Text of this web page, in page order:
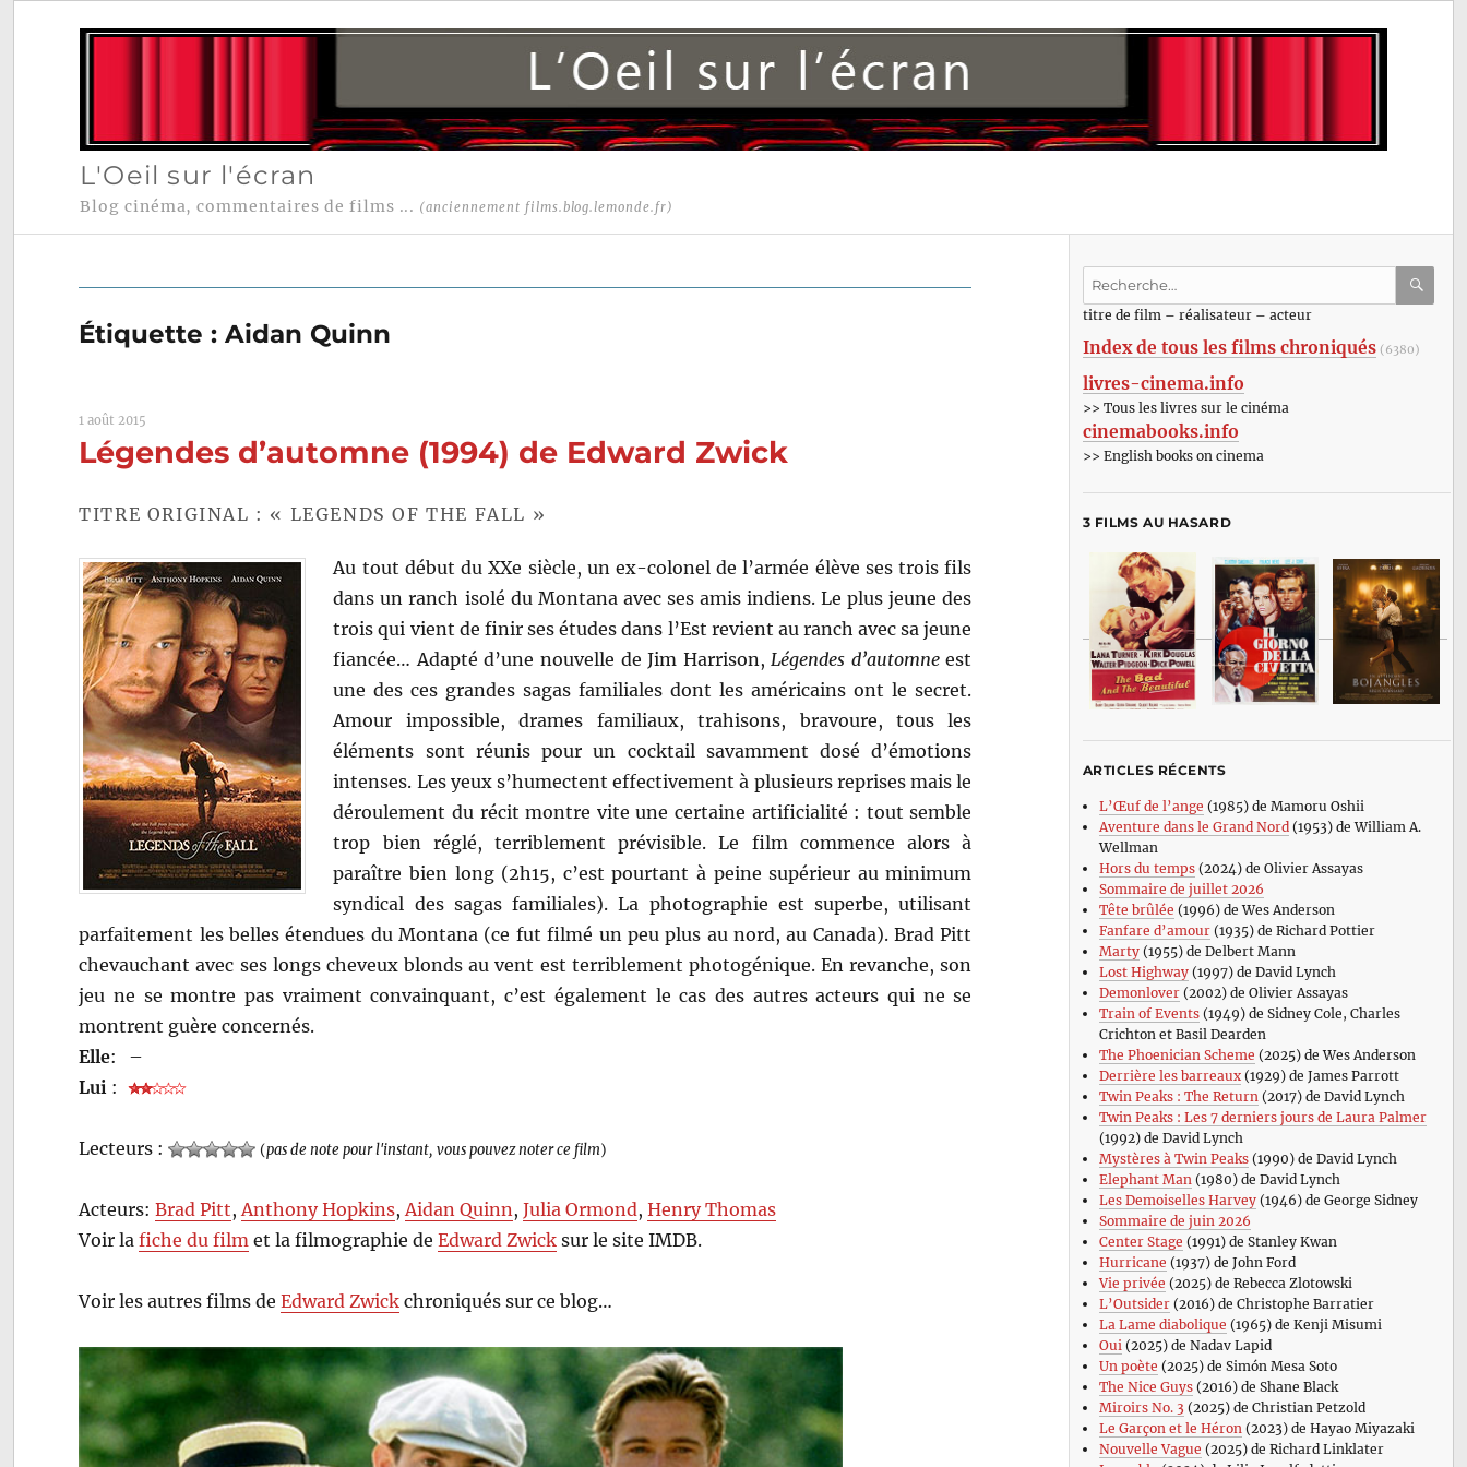
L'Oeil sur l'écran
Blog cinéma, commentaires de films ... (anciennement films.blog.lemonde.fr)
Étiquette :Aidan Quinn
1 août 2015
Légendes d’automne (1994) de Edward Zwick
TITRE ORIGINAL : « LEGENDS OF THE FALL »
Au tout début du XXe siècle, un ex-colonel de l’armée élève ses trois fils
dans un ranch isolé du Montana avec ses amis indiens. Le plus jeune des
trois qui vient de finir ses études dans l’Est revient au ranch avec sa jeune
fiancée… Adapté d’une nouvelle de Jim Harrison, Légendes d’automneest
une des ces grandes sagas familiales dont les américains ont le secret.
Amour impossible, drames familiaux, trahisons, bravoure, tous les
éléments sont réunis pour un cocktail savamment dosé d’émotions
intenses. Les yeux s’humectent effectivement à plusieurs reprises mais le
déroulement du récit montre vite une certaine artificialité : tout semble
trop bien réglé, terriblement prévisible. Le film commence alors à
paraître bien long (2h15, c’est pourtant à peine supérieur au minimum
syndical des sagas familiales). La photographie est superbe, utilisant
parfaitement les belles étendues du Montana (ce fut filmé un peu plus au nord, au Canada). Brad Pitt
chevauchant avec ses longs cheveux blonds au vent est terriblement photogénique. En revanche, son
jeu ne se montre pas vraiment convainquant, c’est également le cas des autres acteurs qui ne se
montrent guère concernés.
Elle:
–
Lui :
Lecteurs : (pas de note pour l'instant, vous pouvez noter ce film)
Acteurs:Brad Pitt, Anthony Hopkins, Aidan Quinn ,Julia Ormond,Henry Thomas
Voir lafiche du film et la filmographie deEdward Zwick sur le site IMDB.
Voir les autres films deEdward Zwick chroniqués sur ce blog…
Recherche
:titre de film – réalisateur – acteur
Index de tous les films chroniqués (6380)
livres-cinema.info
>> Tous les livres sur le cinéma
cinemabooks.info
>> English books on cinema
3 FILMS AU HASARD
ARTICLES RÉCENTS
L’Œuf de l’ange (1985) de Mamoru Oshii
Aventure dans le Grand Nord(1953) de William A.
Wellman
Hors du temps(2024) de Olivier Assayas
Sommaire de juillet 2026
Tête brûlée (1996) de Wes Anderson
Fanfare d’amour(1935) de Richard Pottier
Marty(1955) de Delbert Mann
Lost Highway(1997) de David Lynch
Demonlover(2002) de Olivier Assayas
Train of Events(1949) de Sidney Cole, Charles
Crichton et Basil Dearden
The Phoenician Scheme (2025) de Wes Anderson
Derrière les barreaux(1929) de James Parrott
Twin Peaks : The Return(2017) de David Lynch
Twin Peaks : Les 7 derniers jours de Laura Palmer
(1992) de David Lynch
Mystères à Twin Peaks(1990) de David Lynch
Elephant Man(1980) de David Lynch
Les Demoiselles Harvey(1946) de George Sidney
Sommaire de juin 2026
Center Stage (1991) de Stanley Kwan
Hurricane (1937) de John Ford
Vie privée (2025) de Rebecca Zlotowski
L’Outsider(2016) de Christophe Barratier
La Lame diabolique (1965) de Kenji Misumi
Oui(2025) de Nadav Lapid
Un poète (2025) de Simón Mesa Soto
The Nice Guys(2016) de Shane Black
Miroirs No. 3 (2025) de Christian Petzold
Le Garçon et le Héron(2023) de Hayao Miyazaki
Nouvelle Vague (2025) de Richard Linklater